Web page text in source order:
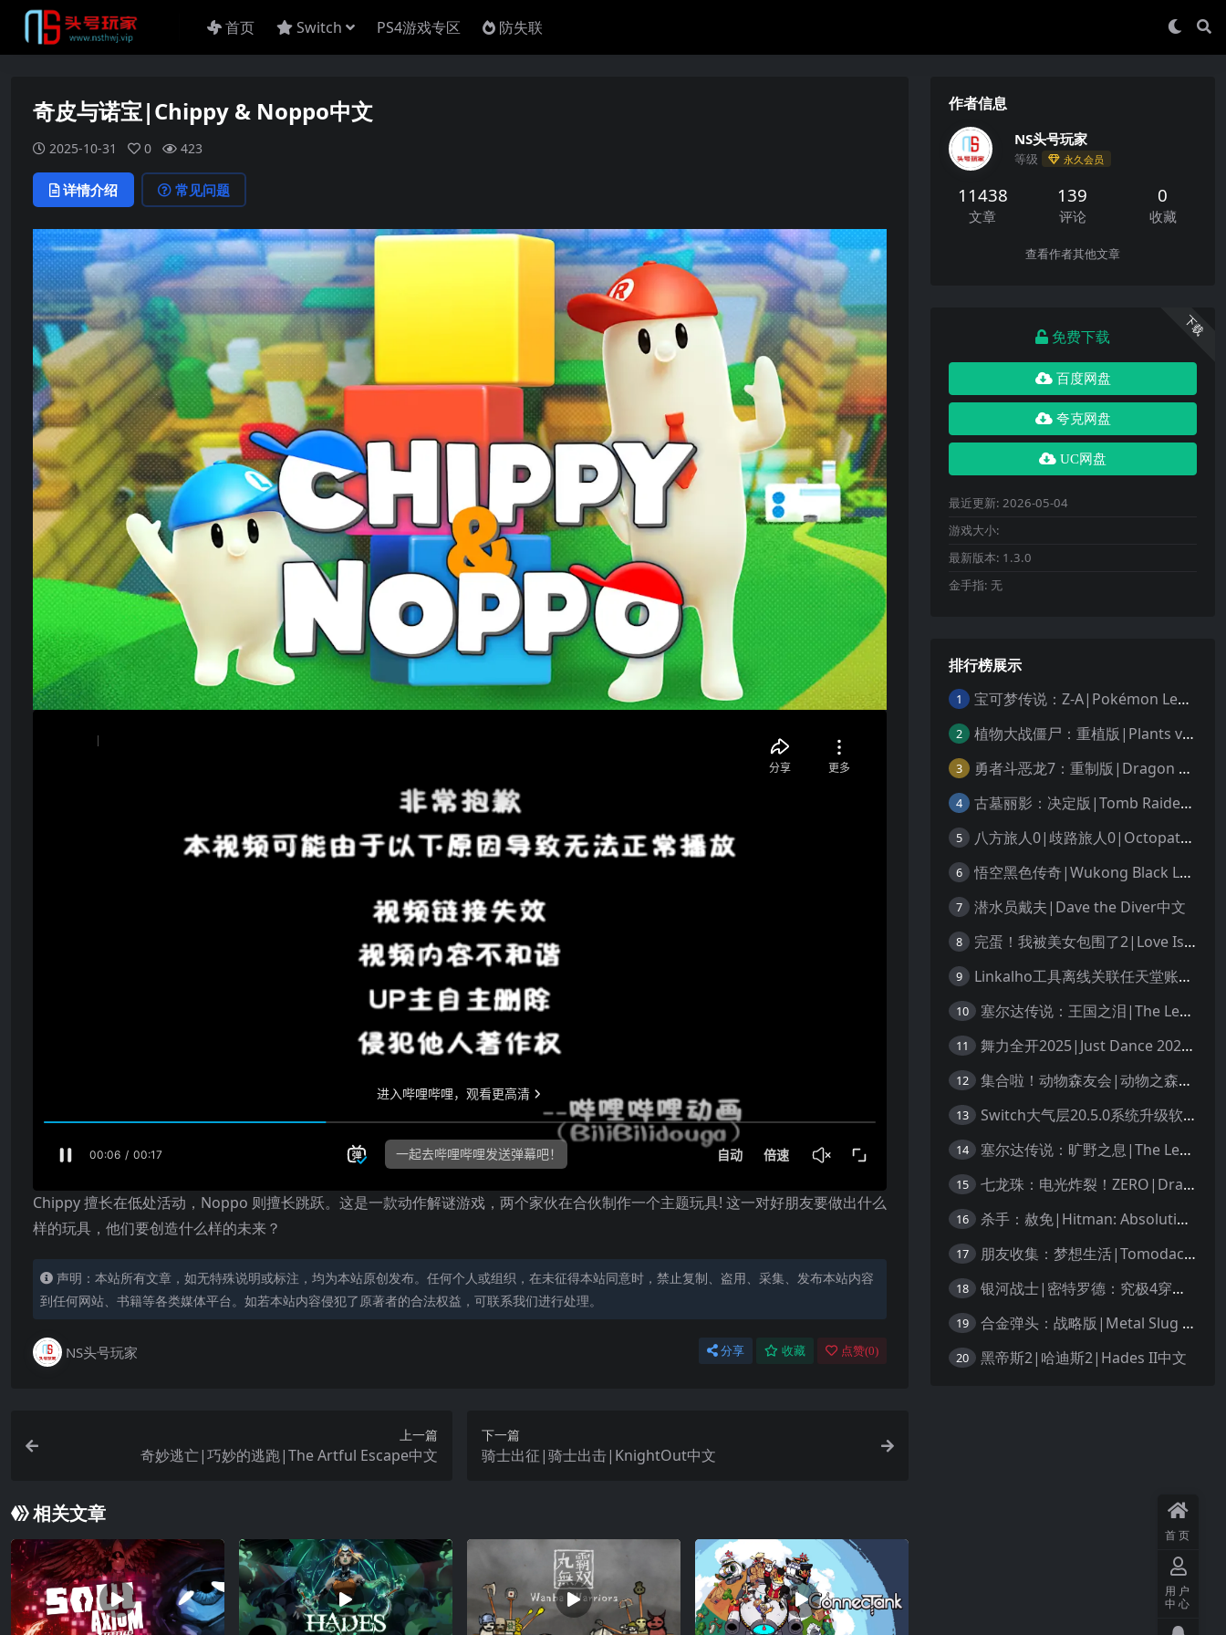
首页 Switch PS4游戏专区 防失联
奇皮与诺宝|Chippy & Noppo中文
2025-10-31 0 423
详情介绍 常见问题
Chippy 擅长在低处活动，Noppo 则擅长跳跃。这是一款动作解谜游戏，两个家伙在合伙制作一个主题玩具! 这一对好朋友要做出什么
样的玩具，他们要创造什么样的未来？
声明：本站所有文章，如无特殊说明或标注，均为本站原创发布。任何个人或组织，在未征得本站同意时，禁止复制、盗用、采集、发布本站内容
到任何网站、书籍等各类媒体平台。如若本站内容侵犯了原著者的合法权益，可联系我们进行处理。
NS头号玩家 分享 收藏 点赞(0)
上一篇
奇妙逃亡|巧妙的逃跑|The Artful Escape中文
下一篇
骑士出征|骑士出击|KnightOut中文
相关文章
作者信息
NS头号玩家
等级 永久会员
11438
文章
139
评论
0
收藏
查看作者其他文章
下载
免费下载
百度网盘
夸克网盘
UC网盘
最近更新: 2026-05-04
游戏大小:
最新版本: 1.3.0
金手指: 无
排行榜展示
1 宝可梦传说：Z-A|Pokémon Legends: Z-A中文
2 植物大战僵尸：重植版|Plants vs. Zombies: Replanted中文
3 勇者斗恶龙7：重制版|Dragon Quest VII Reimagined中文
4 古墓丽影：决定版|Tomb Raider: Definitive Edition中文
5 八方旅人0|歧路旅人0|Octopath Traveler 0中文
6 悟空黑色传奇|Wukong Black Legend
7 潜水员戴夫|Dave the Diver中文
8 完蛋！我被美女包围了2|Love Is All Around 2中文
9 Linkalho工具离线关联任天堂账户教程
10 塞尔达传说：王国之泪|The Legend of Zelda: Tears of the Kingdom中文
11 舞力全开2025|Just Dance 2025中文
12 集合啦！动物森友会|动物之森|Animal Crossing: New Horizons中文
13 Switch大气层20.5.0系统升级软硬破通用教程
14 塞尔达传说：旷野之息|The Legend of Zelda: Breath of the Wild中文
15 七龙珠：电光炸裂！ZERO|Dragon Ball: Sparking! Zero中文
16 杀手：赦免|Hitman: Absolution汉化
17 朋友收集：梦想生活|Tomodachi Life: Living the Dream中文
18 银河战士|密特罗德：究极4穿越未知|Metroid Prime 4: Beyond中文
19 合金弹头：战略版|Metal Slug Tactics中文
20 黑帝斯2|哈迪斯2|Hades II中文
首页
用户
中心